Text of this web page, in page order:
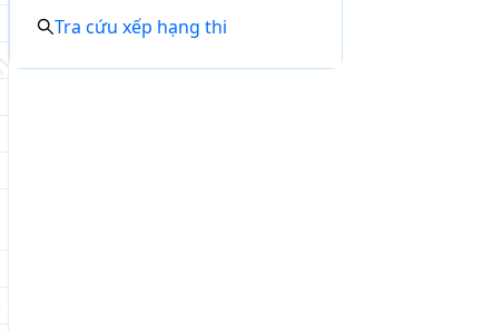
Tra cứu xếp hạng thi